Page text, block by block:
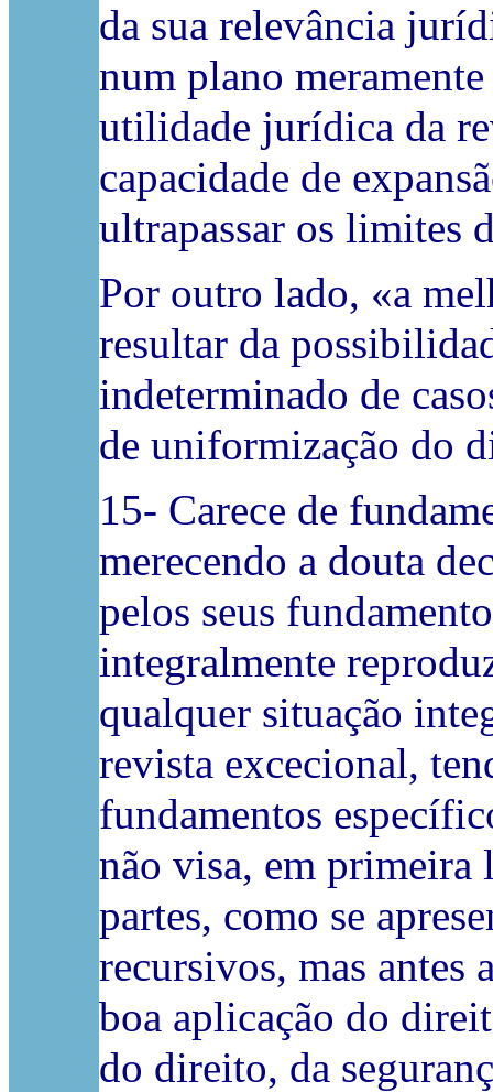
da sua relevância
num plano
utilidade jurídica da
capacidade de
ultrapassar os limites
Por outro lado, «a
resultar da
indeterminado de
de uniformização do
15- Carece de
merecendo a douta
pelos seus
integralmente
qualquer situação
revista excecional,
fundamentos
não visa, em primeira
partes, como se
recursivos, mas antes
boa aplicação do
do direito, da